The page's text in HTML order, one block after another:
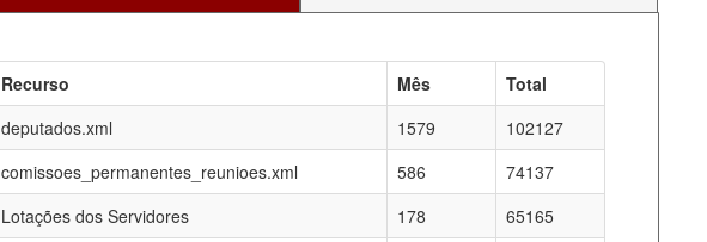
Recurso Mês
Total
deputados.xml
1579
102127
comissoes_permanentes_reunioes.xml
586
74137
Lotações dos Servidores
178
65165